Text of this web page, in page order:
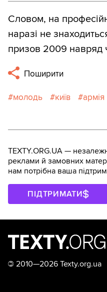
Словом, на
наразі не
призов 2009 навряд
Поширити
молодь київ армія
TEXTY.ORG.UA —
реклами й замовних
нам потрібна ваша
ПІДТРИМАТИ
© 2010—2026 Texty.org.ua